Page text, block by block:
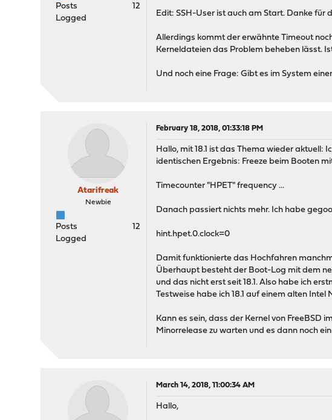
Posts
12
Logged
Edit: SSH-User ist auch am Start. Danke für
Allerdings kommt der erwähnte Timeout
Kerneldateien das Problem beheben lässt.
Und noch eine Frage: Gibt es im System
Atarifreak
Newbie
Posts
12
Logged
February 18, 2018, 01:33:18 PM
Hallo, mit 18.1 ist das Thema wieder
identischen Ergebnis: Freeze beim Booten
Timecounter "HPET" frequency ...
Danach passiert nichts mehr. Ich habe
hint.hpet.0.clock=0
Damit funktionierte das Hochfahren
Überhaupt besteht der Boot-Log mit dem
und das nicht erst seit 18.1. Also habe ich
Testweise habe ich 18.1 auf einem alten
Kann es sein, dass der Kernel von FreeBSD
Minorrelease zu warten und es dann noch
March 14, 2018, 11:00:34 AM
Hallo,